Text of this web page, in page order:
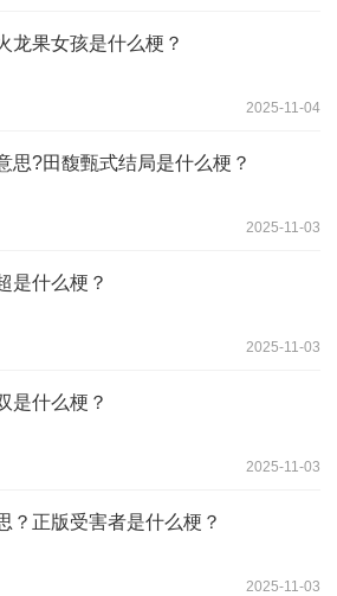
龙果女孩是什么梗？
2025-11-04
思?田馥甄式结局是什么梗？
2025-11-03
是什么梗？
2025-11-03
是什么梗？
2025-11-03
？正版受害者是什么梗？
2025-11-03